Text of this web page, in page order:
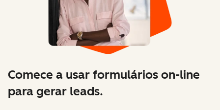
Comece a usar formulários on-line
para gerar leads.